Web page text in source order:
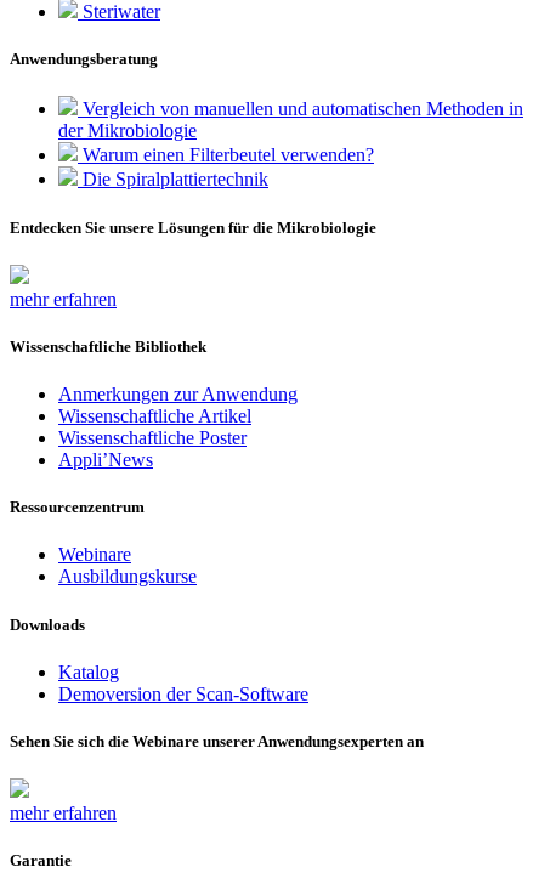
Steriwater
Anwendungsberatung
Vergleich von manuellen und automatischen Methoden in
der Mikrobiologie
Warum einen Filterbeutel verwenden?
Die Spiralplattier­technik
Entdecken Sie unsere Lösungen für die Mikrobiologie
mehr erfahren
Wissenschaftliche Bibliothek
Anmerkungen zur Anwendung
Wissenschaftliche Artikel
Wissenschaftliche Poster
Appli’News
Ressourcenzentrum
Webinare
Ausbildungskurse
Downloads
Katalog
Demoversion der Scan-Software
Sehen Sie sich die Webinare unserer Anwendungsexperten an
mehr erfahren
Garantie